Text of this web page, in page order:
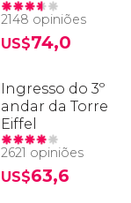
2148 opiniões
US$74,0
Ingresso do 3º
andar da Torre
Eiffel
2621 opiniões
US$63,6